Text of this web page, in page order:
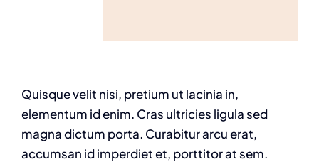
Quisque velit nisi, pretium ut lacinia in,
elementum id enim. Cras ultricies ligula sed
magna dictum porta. Curabitur arcu erat,
accumsan id imperdiet et, porttitor at sem.